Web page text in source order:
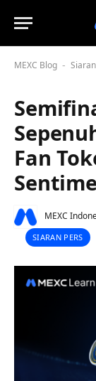
MEXC Blog -
Fan
MEXC
SIARAN PERS